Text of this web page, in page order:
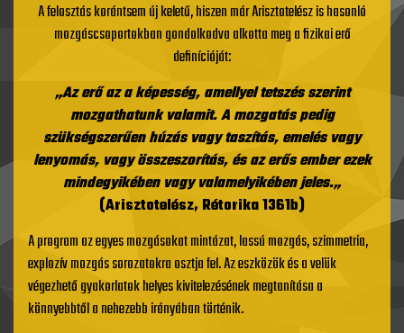
A felosztás korántsem új keletű, hiszen már Arisztotelész is hasonló
mozgáscsoportokban gondolkodva alkotta meg a fizikai erő
definícióját:
„Az erő az a képesség, amellyel tetszés szerint
mozgathatunk valamit. A mozgatás pedig
szükségszerűen húzás vagy taszítás, emelés vagy
lenyomás, vagy összeszorítás, és az erős ember ezek
mindegyikében vagy valamelyikében jeles.„
(Arisztotelész, Rétorika 1361b)
A program az egyes mozgásokat mintázat, lassú mozgás, szimmetria,
explozív mozgás sorozatokra osztja fel. Az eszközök és a velük
végezhető gyakorlatok helyes kivitelezésének megtanítása a
könnyebbtől a nehezebb irányában történik.